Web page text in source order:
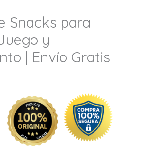
Snacks para
y
| Envío Gratis